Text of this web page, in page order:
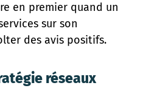
en premier quand un
sur son
des avis positifs.
réseaux